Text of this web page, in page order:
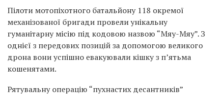
Пілоти мотопіхотного батальйону 118 окремої
механізованої бригади провели унікальну
гуманітарну місію під кодовою назвою “Мяу-Мяу”. З
однієї з передових позицій за допомогою великого
дрона вони успішно евакуювали кішку з п’ятьма
кошенятами.
Рятувальну операцію “пухнастих десантників”